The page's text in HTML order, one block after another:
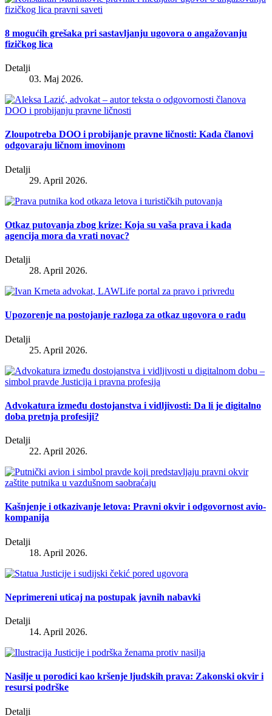
8 mogućih grešaka pri sastavljanju ugovora o angažovanju
fizičkog lica
Detalji
03. Maj 2026.
Zloupotreba DOO i probijanje pravne ličnosti: Kada članovi
odgovaraju ličnom imovinom
Detalji
29. April 2026.
Otkaz putovanja zbog krize: Koja su vaša prava i kada
agencija mora da vrati novac?
Detalji
28. April 2026.
Upozorenje na postojanje razloga za otkaz ugovora o radu
Detalji
25. April 2026.
Advokatura između dostojanstva i vidljivosti: Da li je digitalno
doba pretnja profesiji?
Detalji
22. April 2026.
Kašnjenje i otkazivanje letova: Pravni okvir i odgovornost avio-
kompanija
Detalji
18. April 2026.
Neprimereni uticaj na postupak javnih nabavki
Detalji
14. April 2026.
Nasilje u porodici kao kršenje ljudskih prava: Zakonski okvir i
resursi podrške
Detalji